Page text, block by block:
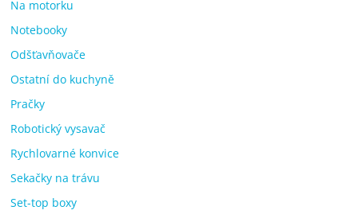
Na motorku
Notebooky
Odšťavňovače
Ostatní do kuchyně
Pračky
Robotický vysavač
Rychlovarné konvice
Sekačky na trávu
Set-top boxy